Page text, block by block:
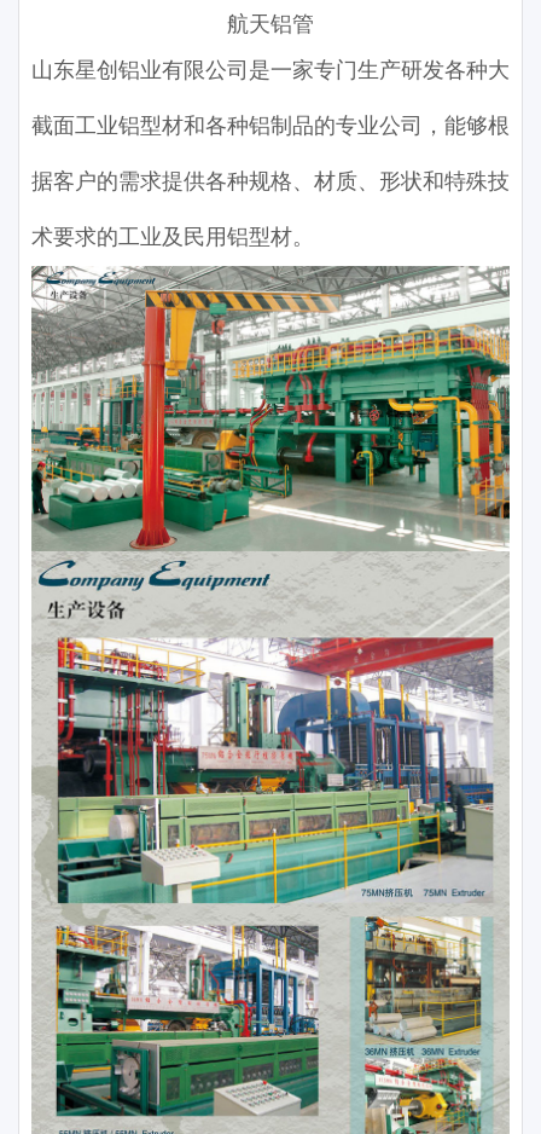
航天铝管
山东星创铝业有限公司是一家专门生产研发各种大
截面工业铝型材和各种铝制品的专业公司，能够根
据客户的需求提供各种规格、材质、形状和特殊技
术要求的工业及民用铝型材。